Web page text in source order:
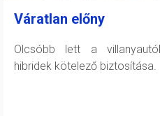
Váratlan előny
Olcsóbb lett a
hibridek kötelező biztosítása.